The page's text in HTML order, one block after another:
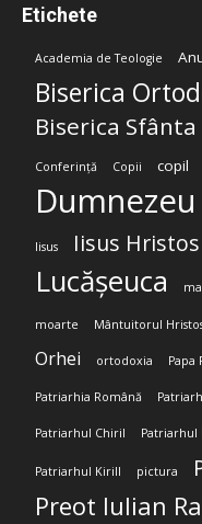
Etichete
Academia de Teologie
Biserica
Biserica
Conferință Copii copil
Dumnezeu
Iisus Iisus Hristos
Lucășeuca
moarte Mântuitorul
Orhei ortodoxia Papa
Patriarhia Română
Patriarhul Chiril Patriarhul
Patriarhul Kirill pictura
Preot Iulian